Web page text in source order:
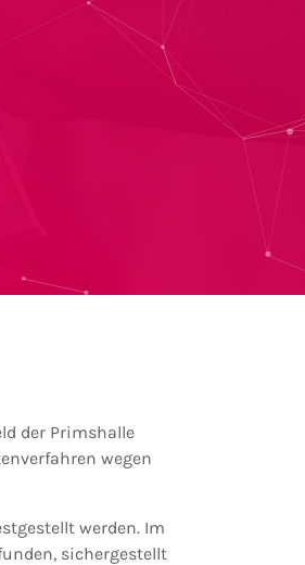
der Primshalle
wegen
werden. Im
sichergestellt